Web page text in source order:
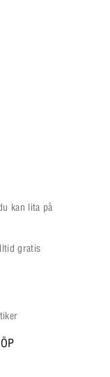
kan lita på
gratis